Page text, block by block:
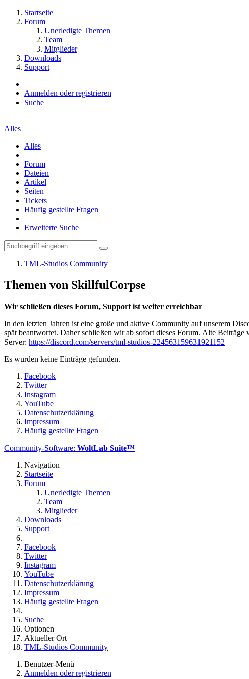
Startseite
Forum
Unerledigte Themen
Team
Mitglieder
Downloads
Support
Anmelden oder registrieren
Suche
Alles
Alles
Forum
Dateien
Artikel
Seiten
Tickets
Häufig gestellte Fragen
Erweiterte Suche
TML-Studios Community
Themen von SkillfulCorpse
Wir schließen dieses Forum, Support ist weiter erreichbar
In den letzten Jahren ist eine große und aktive Community auf unserem
spät beantwortet. Daher schließen wir ab sofort dieses Forum. Alte
Server: https://discord.com/servers/tml-studios-224563159631921152
Es wurden keine Einträge gefunden.
Facebook
Twitter
Instagram
YouTube
Datenschutzerklärung
Impressum
Häufig gestellte Fragen
Community-Software: WoltLab Suite™
Navigation
Startseite
Forum
Unerledigte Themen
Team
Mitglieder
Downloads
Support
Facebook
Twitter
Instagram
YouTube
Datenschutzerklärung
Impressum
Häufig gestellte Fragen
Suche
Optionen
Aktueller Ort
TML-Studios Community
Benutzer-Menü
Anmelden oder registrieren